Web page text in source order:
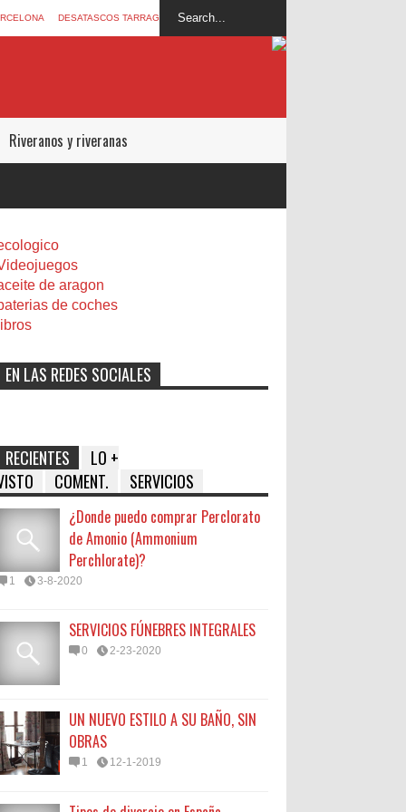
DESATASCOS TARRAGONA
Riveranos y riveranas
de aragon
de coches
libros
EN LAS REDES SOCIALES
RECIENTES
LO +
COMENT. SERVICIOS
¿Donde puedo comprar Perclorato
de Amonio (Ammonium
Perchlorate)?
1 3-8-2020
SERVICIOS FÚNEBRES INTEGRALES
0 2-23-2020
UN NUEVO ESTILO A SU BAÑO, SIN
OBRAS
1 12-1-2019